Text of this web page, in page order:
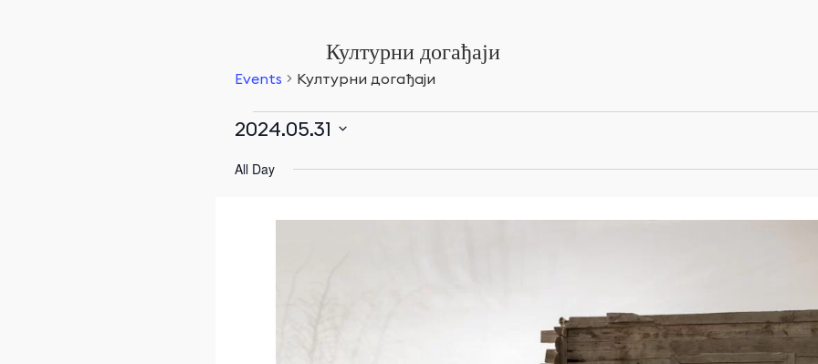
Културни догађаји
Events Културни догађаји
Events
Мај
2024.05.31
date.
All Day